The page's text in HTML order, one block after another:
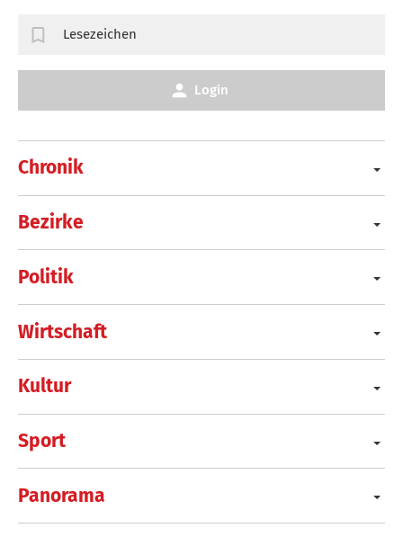
Chronik
Bezirke
Politik
Wirtschaft
Kultur
Sport
Panorama
Lesezeichen
Login